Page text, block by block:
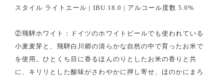
スタイル ライトエール | IBU 18.0 | アルコール度数 5.0%
②飛騨ホワイト：ドイツのホワイトビールでも使われている
小麦麦芽と、飛騨白川郷の清らかな自然の中で育ったお米で
を使用。ひとくち目に香るほんのりとしたお米の香りと共
に、キリリとした酸味がさわやかに押し寄せ、ほのかにまろ